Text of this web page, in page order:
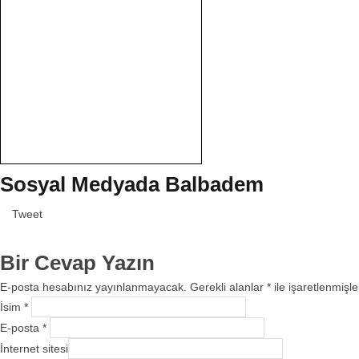
Sosyal Medyada Balbadem
Tweet
Bir Cevap Yazın
E-posta hesabınız yayınlanmayacak. Gerekli alanlar * ile
İsim *
E-posta *
İnternet sitesi